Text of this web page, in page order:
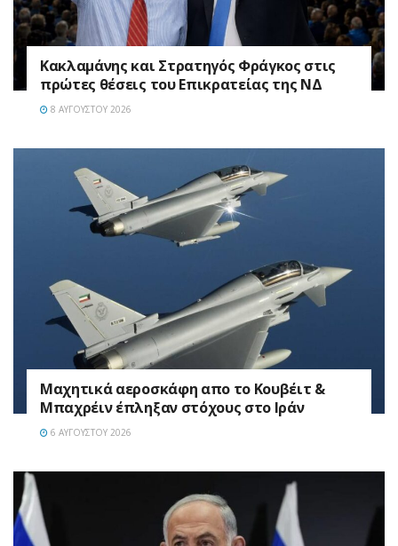
Κακλαμάνης και Στρατηγός Φράγκος στις
πρώτες θέσεις του Επικρατείας της ΝΔ
8 ΑΥΓΟΎΣΤΟΥ 2026
Mαχητικά αεροσκάφη απο το Κουβέιτ &
Μπαχρέιν έπληξαν στόχους στο Ιράν
6 ΑΥΓΟΎΣΤΟΥ 2026